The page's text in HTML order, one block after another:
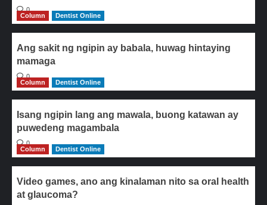
0
Column
Dentist Online
Ang sakit ng ngipin ay babala, huwag hintaying
mamaga
0
Column
Dentist Online
Isang ngipin lang ang mawala, buong katawan ay
puwedeng magambala
0
Column
Dentist Online
Video games, ano ang kinalaman nito sa oral health
at glaucoma?